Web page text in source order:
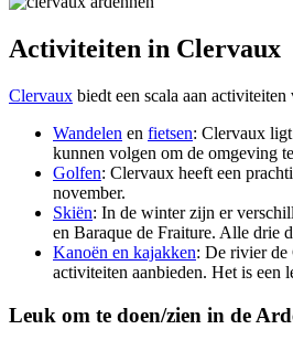
Activiteiten in Clervaux
Clervaux biedt een scala aan
Wandelen en fietsen: Clervaux ligt
kunnen volgen om de omgeving
Golfen: Clervaux heeft een
november.
Skiën: In de winter zijn er
en Baraque de Fraiture. Alle drie
Kanoën en kajakken: De rivier de
activiteiten aanbieden. Het is een
Leuk om te doen/zien in de